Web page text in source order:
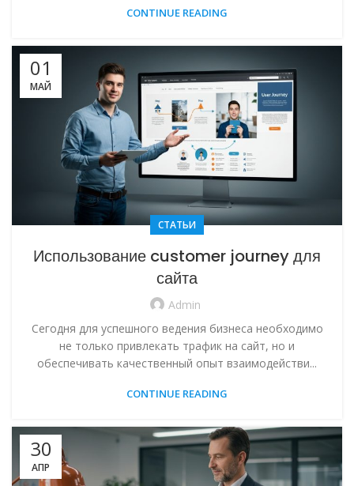
CONTINUE READING
01
МАЙ
СТАТЬИ
Использование customer journey для
сайта
Admin
Сегодня для успешного ведения бизнеса необходимо
не только привлекать трафик на сайт, но и
обеспечивать качественный опыт взаимодействи...
CONTINUE READING
30
АПР